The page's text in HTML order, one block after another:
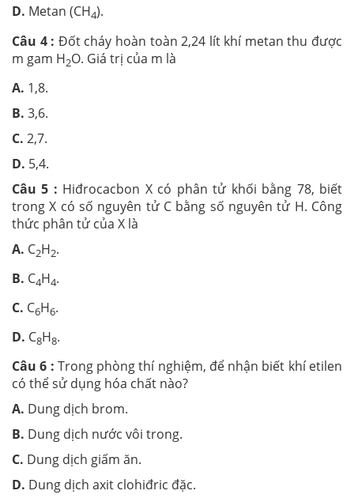
D. Metan (CH4).
Câu 4 : Đốt cháy hoàn toàn 2,24 lít khí metan thu được
m gam H2O. Giá trị của m là
A. 1,8.
B. 3,6.
C. 2,7.
D. 5,4.
Câu 5 : Hiđrocacbon X có phân tử khối bằng 78, biết
trong X có số nguyên tử C bằng số nguyên tử H. Công
thức phân tử của X là
A. C2H2.
B. C4H4.
C. C6H6.
D. C8H8.
Câu 6 : Trong phòng thí nghiệm, để nhận biết khí etilen
có thể sử dụng hóa chất nào?
A. Dung dịch brom.
B. Dung dịch nước vôi trong.
C. Dung dịch giấm ăn.
D. Dung dịch axit clohiđric đặc.